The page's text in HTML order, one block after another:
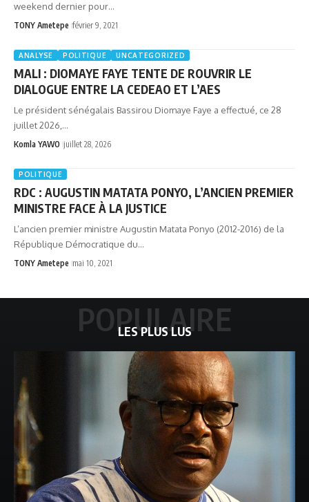
weekend dernier pour…
TONY Ametepe février 9, 2021
ANALYSE POLITIQUE UNCATEGORIZED
MALI : DIOMAYE FAYE TENTE DE ROUVRIR LE
DIALOGUE ENTRE LA CEDEAO ET L’AES
Le président sénégalais Bassirou Diomaye Faye a effectué, ce 28
juillet 2026,…
Komla YAWO juillet 28, 2026
POLITIQUE
RDC : AUGUSTIN MATATA PONYO, L’ANCIEN PREMIER
MINISTRE FACE À LA JUSTICE
L’ancien premier ministre Augustin Matata Ponyo (2012-2016) de la
République Démocratique du…
TONY Ametepe mai 10, 2021
LES PLUS LUS
POPULAIRE